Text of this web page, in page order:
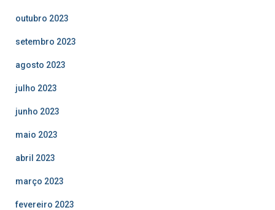
outubro 2023
setembro 2023
agosto 2023
julho 2023
junho 2023
maio 2023
abril 2023
março 2023
fevereiro 2023